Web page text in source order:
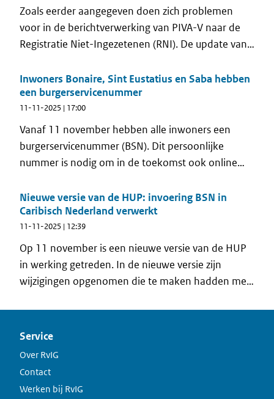
Zoals eerder aangegeven doen zich problemen
voor in de berichtverwerking van PIVA-V naar de
Registratie Niet-Ingezetenen (RNI). De update van
geleid.
Inwoners Bonaire, Sint Eustatius en Saba hebben
een burgerservicenummer
11-11-2025 | 17:00
Vanaf 11 november hebben alle inwoners een
burgerservicenummer (BSN). Dit persoonlijke
nummer is nodig om in de toekomst ook online
burgerzaken van de drie eilanden kennen het BSN
toe aan hun inwoners. En de inwoners kunnen hun
persoonlijke BSN-brief ophalen tijdens de speciale
BSN ophaalweken.
Nieuwe versie van de HUP: invoering BSN in
Caribisch Nederland verwerkt
11-11-2025 | 12:39
Op 11 november is een nieuwe versie van de HUP
in werking getreden. In de nieuwe versie zijn
wijzigingen opgenomen die te maken hadden met
Service
Over RvIG
Contact
Werken bij RvIG